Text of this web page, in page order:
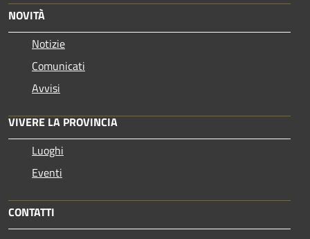
NOVITÀ
Notizie
Comunicati
Avvisi
VIVERE LA PROVINCIA
Luoghi
Eventi
CONTATTI